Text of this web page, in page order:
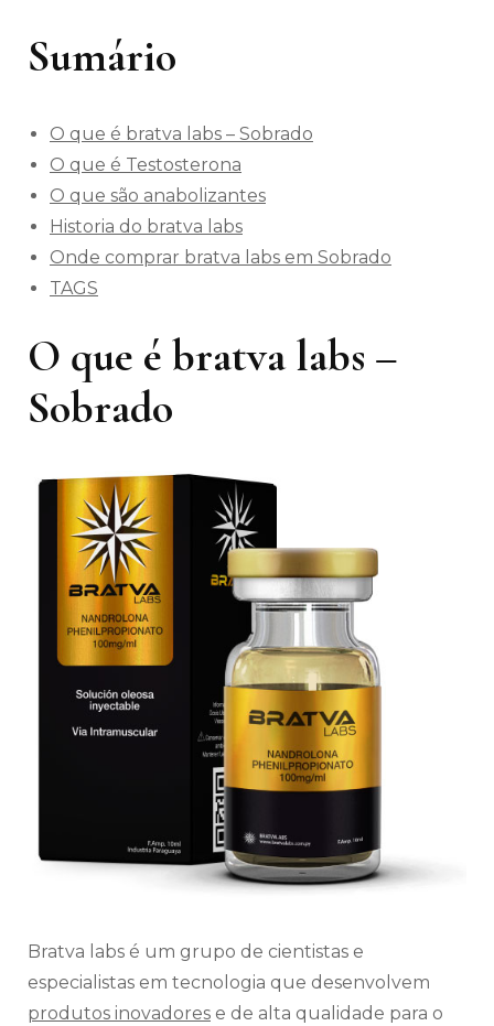
Sumário
O que é bratva labs – Sobrado
O que é Testosterona
O que são anabolizantes
Historia do bratva labs
Onde comprar bratva labs em Sobrado
TAGS
O que é bratva labs –
Sobrado
Bratva labs é um grupo de cientistas e
especialistas em tecnologia que desenvolvem
produtos inovadores e de alta qualidade para o